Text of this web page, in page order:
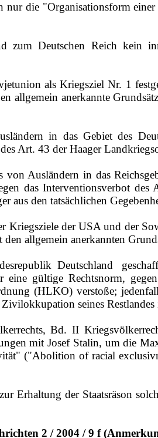
nur die "Organisationsform
Deutschen Reich kein
als Kriegsziel Nr. 1
allgemein anerkannte
in das Gebiet des
Art. 43 der Haager
Ausländern in das
das Interventionsverbot
aus den tatsächlichen
der USA und der
allgemein anerkannten
Deutschland
gültige Rechtsnorm,
(HLKO) verstoße;
seines
Bd. II
mit Josef Stalin, um die
("Abolition of racial
Erhaltung der Staatsräson
2 / 2004 / 9 f